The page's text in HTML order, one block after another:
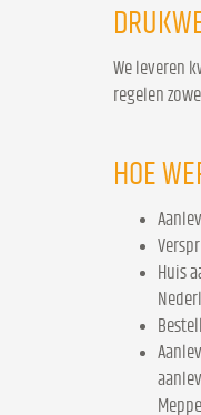
We leveren
regelen
HOE
Huis
Meppel.